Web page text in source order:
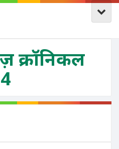
क्रॉनिकल